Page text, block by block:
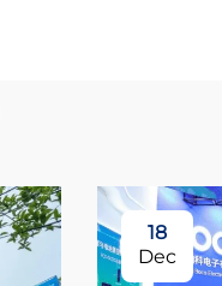
18
Dec